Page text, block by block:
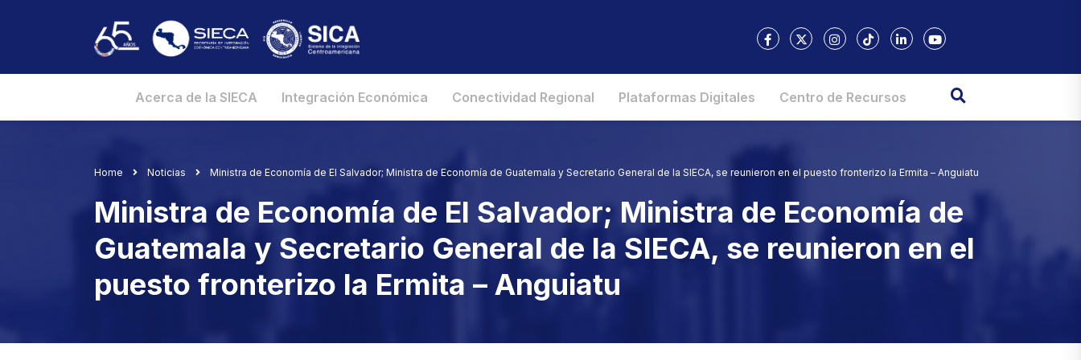
Acerca de la SIECA Integración Económica Conectividad Regional Plataformas Digitales Centro de Recursos
Home Noticias Ministra de Economía de El Salvador; Ministra de Economía de Guatemala y Secretario General de la SIECA, se reunieron en el puesto fronterizo la Ermita – Anguiatu
Ministra de Economía de El Salvador; Ministra de Economía de
Guatemala y Secretario General de la SIECA, se reunieron en el
puesto fronterizo la Ermita – Anguiatu